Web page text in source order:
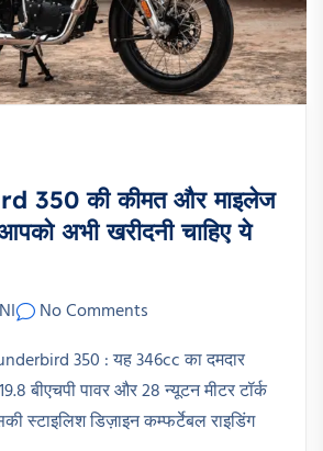
350 की कीमत और माइलेज
अभी खरीदनी चाहिए ये
No Comments
350 : यह 346cc का दमदार
बीएचपी पावर और 28 न्यूटन मीटर टॉर्क
स्टाइलिश डिज़ाइन कम्फर्टेबल राइडिंग